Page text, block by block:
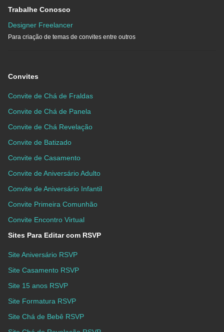
Trabalhe Conosco
Designer Freelancer
Para criação de temas de convites entre outros
Convites
Convite de Chá de Fraldas
Convite de Chá de Panela
Convite de Chá Revelação
Convite de Batizado
Convite de Casamento
Convite de Aniversário Adulto
Convite de Aniversário Infantil
Convite Primeira Comunhão
Convite Encontro Virtual
Sites Para Editar com RSVP
Site Aniversário RSVP
Site Casamento RSVP
Site 15 anos RSVP
Site Formatura RSVP
Site Chá de Bebê RSVP